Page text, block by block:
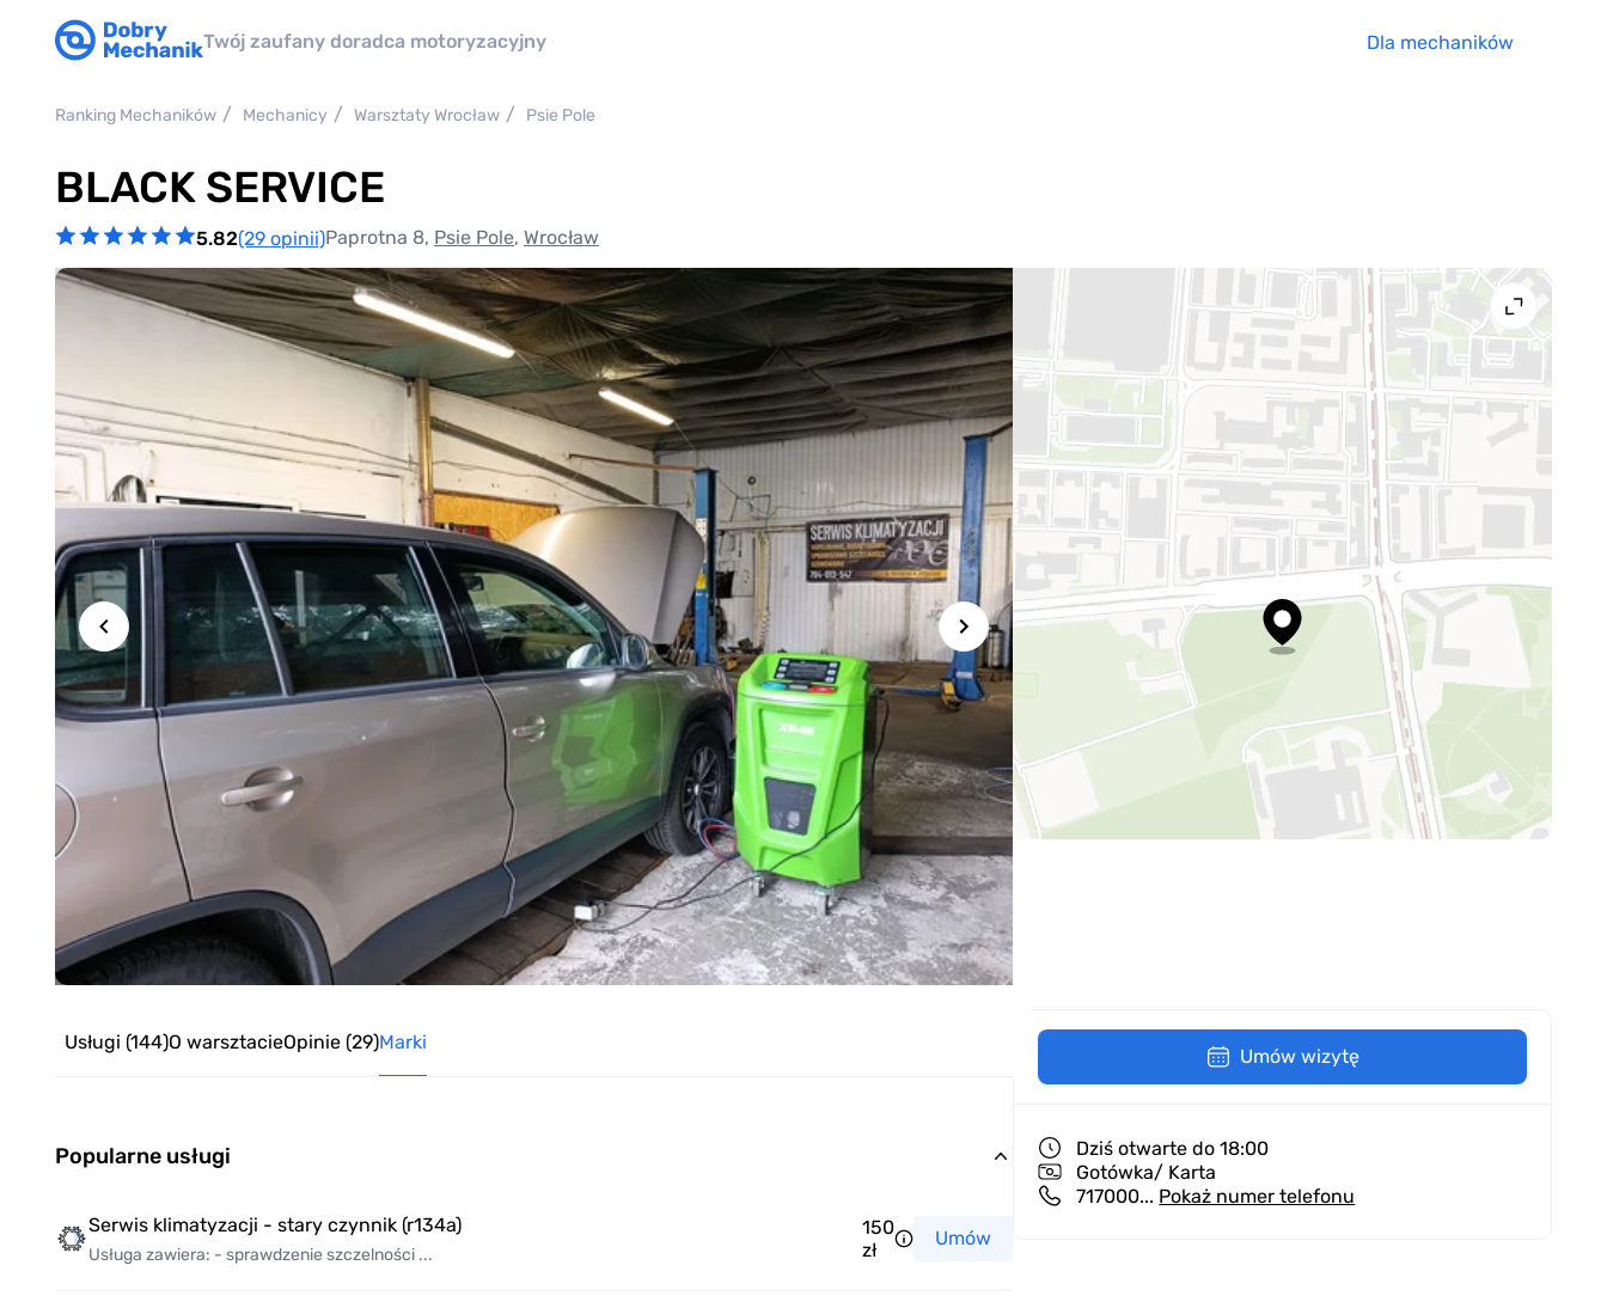
Twój zaufany doradca motoryzacyjny Dla mechaników
Ranking Mechaników Mechanicy Warsztaty Wrocław Psie Pole
of
​BLACK SERVICE
5.82(29 opinii)Paprotna 8, Psie Pole, Wrocław
Usługi (144)O warsztacieOpinie (29)Marki
Popularne usługi
Serwis klimatyzacji - stary czynnik (r134a)
Usługa zawiera: - sprawdzenie szczelności ...
150
zł
Umów
Umów wizytę
Dziś otwarte do 18:00
Gotówka/ Karta
717000... Pokaż numer telefonu